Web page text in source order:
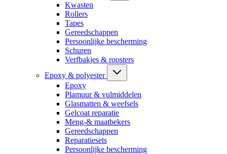
Kwasten
Rollers
Tapes
Gereedschappen
Persoonlijke bescherming
Schuren
Verfbakjes & roosters
Epoxy & polyester
Epoxy
Plamuur & vulmiddelen
Glasmatten & weefsels
Gelcoat reparatie
Meng-& maatbekers
Gereedschappen
Reparatiesets
Persoonlijke bescherming